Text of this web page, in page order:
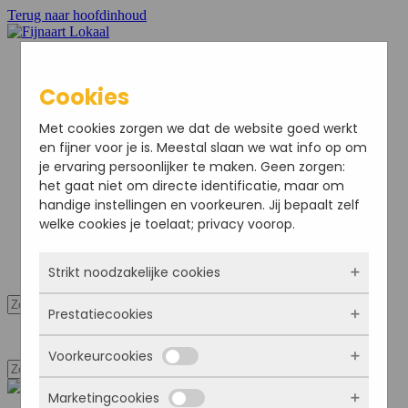
Terug naar hoofdinhoud
Home
Nieuws
Sport
Bedrijven
Agenda
Ondernemersvereniging
Adverteren
Mijn Account
Mijn Account
Cookies
Met cookies zorgen we dat de website goed werkt
en fijner voor je is. Meestal slaan we wat info op om
je ervaring persoonlijker te maken. Geen zorgen:
het gaat niet om directe identificatie, maar om
handige instellingen en voorkeuren. Jij bepaalt zelf
welke cookies je toelaat; privacy voorop.
Strikt noodzakelijke cookies
Deze cookies zorgen ervoor dat de website
überhaupt werkt. Ze zijn dus altijd actief en
kunnen niet worden uitgezet. Meestal worden
ze alleen geplaatst als jij iets doet, zoals
inloggen, een formulier invullen of je
Prestatiecookies
Met deze cookies zien we hoe vaak onze site
bezocht wordt, waar bezoekers vandaan
komen en welke pagina’s populair zijn. Zo
Voorkeurcookies
Deze cookies onthouden jouw voorkeuren.
Marketingcookies